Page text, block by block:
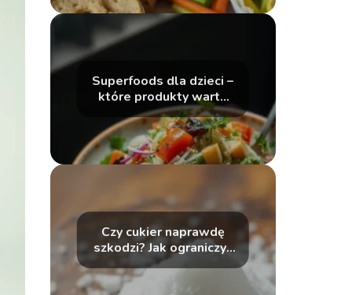
Superfoods dla dzieci –
które produkty warto
wprowadzić do diety?
Czy cukier naprawdę
szkodzi? Jak ograniczyć
słodycze w diecie
dziecka?